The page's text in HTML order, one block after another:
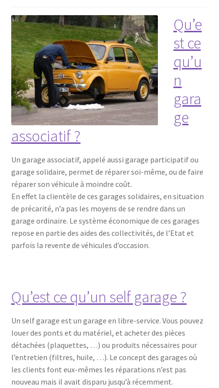
Qu’e
st ce
qu’u
n
gara
ge
associatif ?
Un garage associatif, appelé aussi garage participatif ou
garage solidaire, permet de réparer soi-même, ou de faire
réparer son véhicule à moindre coût.
En effet la clientèle de ces garages solidaires, en situation
de précarité, n’a pas les moyens de se rendre dans un
garage ordinaire. Le système économique de ces garages
repose en partie des aides des collectivités, de l’Etat et
parfois la revente de véhicules d’occasion.
Qu’est ce qu’un self garage ?
Un self garage est un garage en libre-service. Vous pouvez
louer des ponts et du matériel, et acheter des pièces
détachées (plaquettes, …) ou produits nécessaires pour
l’entretien (filtres, huile, …). Le concept des garages où
les clients font eux-mêmes les réparations n’est pas
nouveau mais il avait disparu jusqu’à récemment.